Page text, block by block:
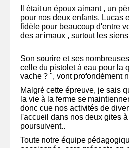
Il était un époux aimant , un
pour nos deux enfants, Lucas
fidèle pour beaucoup d'entre
des animaux , surtout les
Son sourire et ses
celle du pistolet à eau pour la
vache ? ", vont profondément
Malgré cette épreuve, je sais
la vie à la ferme se
donc que nos activités de
l'accueil dans nos deux gites
poursuivent..
Toute notre équipe